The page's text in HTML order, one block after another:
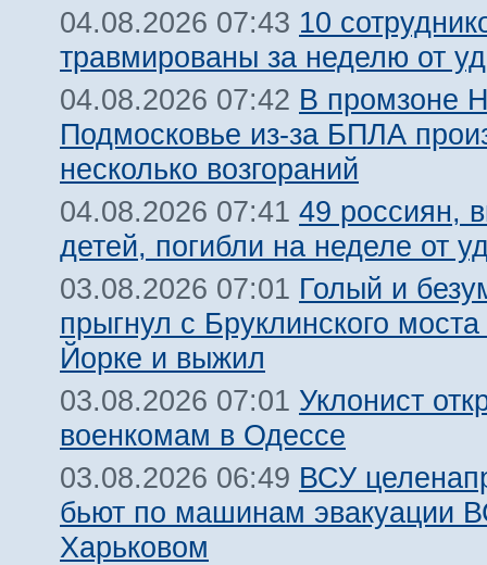
04.08.2026 07:43 10
травмированы за неделю от
04.08.2026 07:42 В промзоне
Подмосковье из-за БПЛА
несколько возгораний
04.08.2026 07:41 49 россиян,
детей, погибли на неделе от
03.08.2026 07:01 Голый и
прыгнул с Бруклинского
Йорке и выжил
03.08.2026 07:01 Уклонист
военкомам в Одессе
03.08.2026 06:49 ВСУ
бьют по машинам эвакуации
Харьковом